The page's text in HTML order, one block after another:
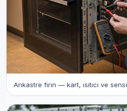
Ankastre fırın — kart, ısıtıcı ve